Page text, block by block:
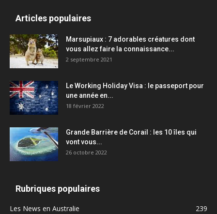
Articles populaires
Marsupiaux : 7 adorables créatures dont
vous allez faire la connaissance...
2 septembre 2021
Le Working Holiday Visa : le passeport pour
une année en...
18 février 2022
Grande Barrière de Corail : les 10 îles qui
vont vous...
26 octobre 2022
Rubriques populaires
Les News en Australie
239